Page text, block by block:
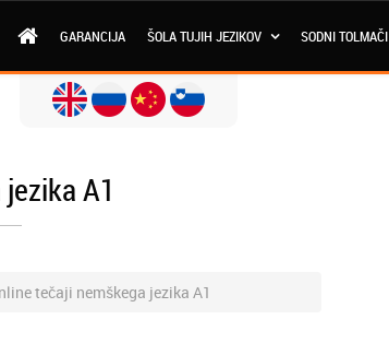
GARANCIJA ŠOLA TUJIH JEZIKOV SODNI TOLMAČI
A1
tečaji nemškega jezika A1